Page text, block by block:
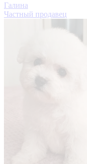
Галина
Частный продавец